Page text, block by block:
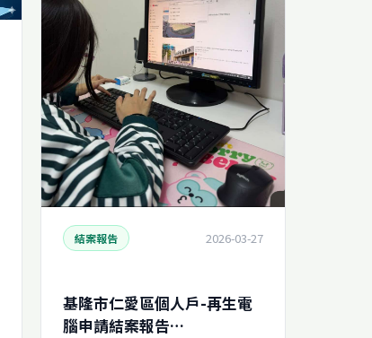
結案報告 2026-03-27
基隆市仁愛區個人戶-再生電
腦申請結案報告